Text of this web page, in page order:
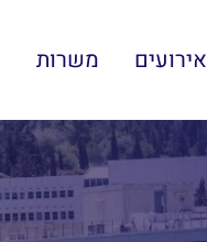
אירועים משרות